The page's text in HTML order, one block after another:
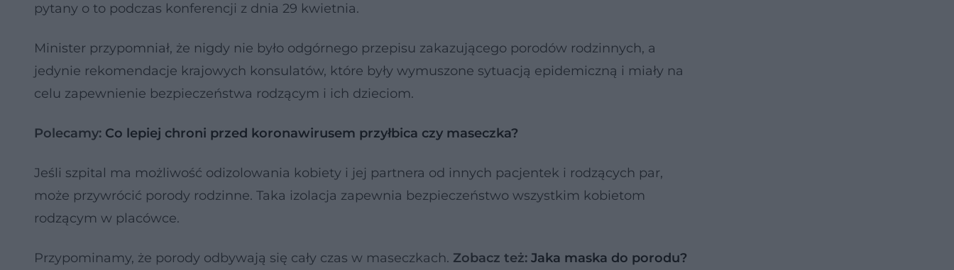
pytany o to podczas konferencji z dnia 29 kwietnia.
Minister przypomniał, że nigdy nie było odgórnego przepisu zakazującego porodów rodzinnych, a
jedynie rekomendacje krajowych konsulatów, które były wymuszone sytuacją epidemiczną i miały na
celu zapewnienie bezpieczeństwa rodzącym i ich dzieciom.
Polecamy: Co lepiej chroni przed koronawirusem przyłbica czy maseczka?
Jeśli szpital ma możliwość odizolowania kobiety i jej partnera od innych pacjentek i rodzących par,
może przywrócić porody rodzinne. Taka izolacja zapewnia bezpieczeństwo wszystkim kobietom
rodzącym w placówce.
Przypominamy, że porody odbywają się cały czas w maseczkach. Zobacz też: Jaka maska do porodu?